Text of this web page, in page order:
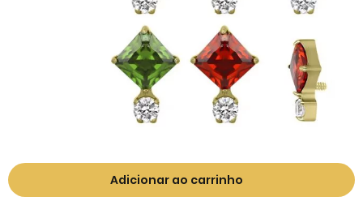
to
the
Adicionar ao carrinho